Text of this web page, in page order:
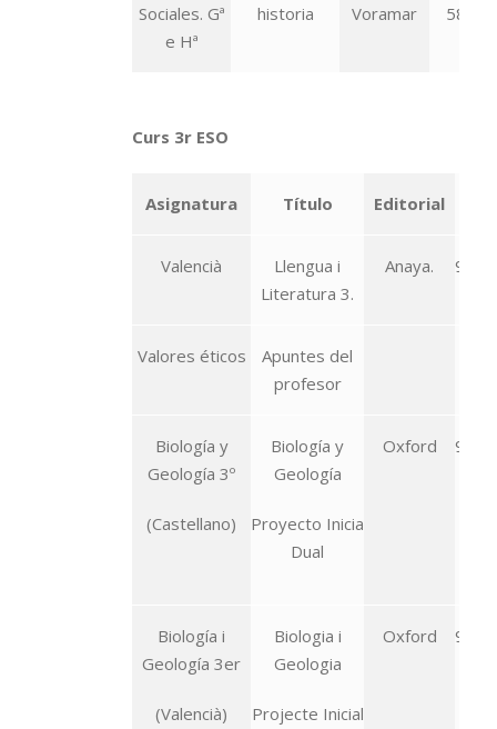
Sociales. Gª
e Hª
historia Voramar 58-
Curs 3r ESO
Asignatura Título Editorial
Valencià
Llengua i
Literatura 3.
Anaya.
978-
Valores éticos
Apuntes del
profesor
Biología y
Geología 3º
(Castellano)
Biología y
Geología
Proyecto Inicia
Dual
Oxford
978-
Biología i
Geología 3er
(Valencià)
Biologia i
Geologia
Projecte Inicial
Oxford
978-